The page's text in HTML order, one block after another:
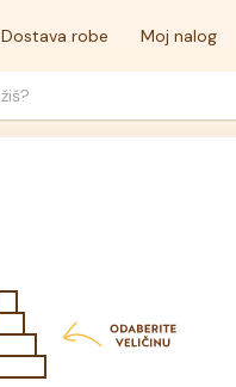
Dostava robe Moj nalog